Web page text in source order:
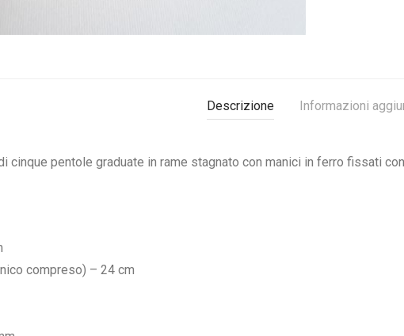
Descrizione Informazioni
cinque pentole graduate in rame stagnato con manici in ferro fissati
compreso) – 24 cm